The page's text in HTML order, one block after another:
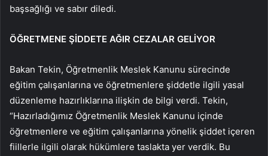
başsağlığı ve sabır diledi.
ÖĞRETMENE ŞİDDETE AĞIR CEZALAR GELİYOR
Bakan Tekin, Öğretmenlik Meslek Kanunu sürecinde
eğitim çalışanlarına ve öğretmenlere şiddetle ilgili yasal
düzenleme hazırlıklarına ilişkin de bilgi verdi. Tekin,
“Hazırladığımız Öğretmenlik Meslek Kanunu içinde
öğretmenlere ve eğitim çalışanlarına yönelik şiddet içeren
fiillerle ilgili olarak hükümlere taslakta yer verdik. Bu